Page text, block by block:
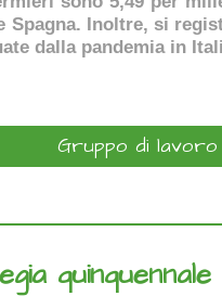
Spagna. Inoltre, si
dalla pandemia in
Gruppo di lavoro